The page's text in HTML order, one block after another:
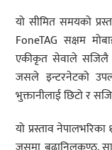
यो सीमित समयको
FoneTAG सक्षम
एकीकृत सेवाले सजिलै र
जसले इन्टरनेटको
भुक्तानीलाई छिटो र
यो प्रस्ताव